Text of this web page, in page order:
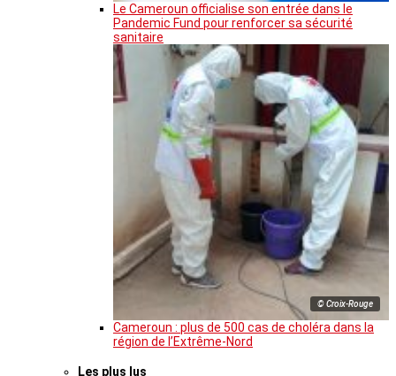
Le Cameroun officialise son entrée dans le
Pandemic Fund pour renforcer sa sécurité
sanitaire
© Croix-Rouge
Cameroun : plus de 500 cas de choléra dans la
région de l’Extrême-Nord
Les plus lus